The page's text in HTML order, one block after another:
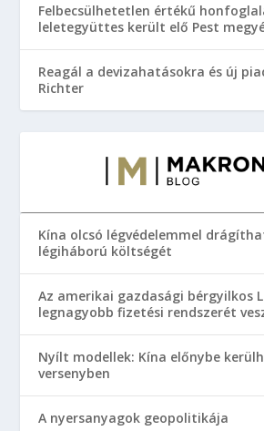
Felbecsülhetetlen értékű
leletegyüttes került elő Pest
Reagál a devizahatásokra és új
Richter
Kína olcsó légvédelemmel
légiháború költségét
Az amerikai gazdasági bérgyilkos
legnagyobb fizetési rendszerét
Nyílt modellek: Kína előnybe
versenyben
A nyersanyagok geopolitikája